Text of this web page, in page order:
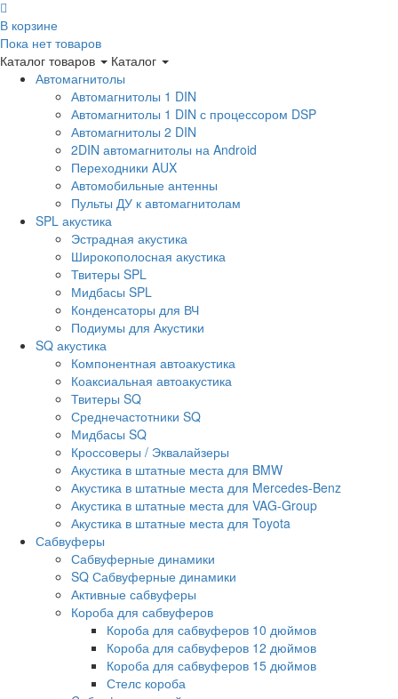
В корзине
Пока нет товаров
Каталог товаров
Каталог
Автомагнитолы
Автомагнитолы 1 DIN
Автомагнитолы 1 DIN с процессором DSP
Автомагнитолы 2 DIN
2DIN автомагнитолы на Android
Переходники AUX
Автомобильные антенны
Пульты ДУ к автомагнитолам
SPL акустика
Эстрадная акустика
Широкополосная акустика
Твитеры SPL
Мидбасы SPL
Конденсаторы для ВЧ
Подиумы для Акустики
SQ акустика
Компонентная автоакустика
Коаксиальная автоакустика
Твитеры SQ
Среднечастотники SQ
Мидбасы SQ
Кроссоверы / Эквалайзеры
Акустика в штатные места для BMW
Акустика в штатные места для Mercedes-Benz
Акустика в штатные места для VAG-Group
Акустика в штатные места для Toyota
Сабвуферы
Сабвуферные динамики
SQ Сабвуферные динамики
Активные сабвуферы
Короба для сабвуферов
Короба для сабвуферов 10 дюймов
Короба для сабвуферов 12 дюймов
Короба для сабвуферов 15 дюймов
Стелс короба